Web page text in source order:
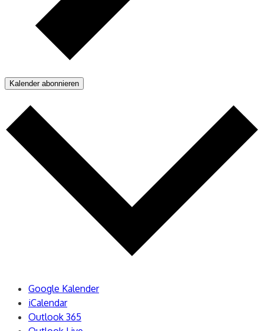
Kalender abonnieren
Google Kalender
iCalendar
Outlook 365